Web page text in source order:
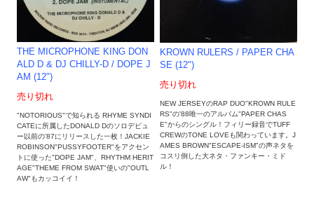
THE MICROPHONE KING DON
ALD D & DJ CHILLY-D / DOPE J
AM (12")
売り切れ
"NOTORIOUS"で知られる RHYME SYNDI
CATEに所属したDONALD Dのソロデビュ
ー以前の'87にリリースした一枚！JACKIE
ROBINSON"PUSSYFOOTER"をアクセン
トに使った"DOPE JAM"、RHYTHM HERIT
AGE"THEME FROM SWAT"使いの"OUTL
AW"もカッコイイ！
KROWN RULERS / PAPER CHA
SE (12")
売り切れ
NEW JERSEYのRAP DUO"KROWN RULE
RS"の'88唯一のアルバム"PAPER CHAS
E"からのシングル！フィリー録音でTUFF
CREWのTONE LOVEも関わっています。J
AMES BROWN"ESCAPE-ISM"の声ネタを
コスリ倒した大ネタ・ファンキー・ミド
ル！